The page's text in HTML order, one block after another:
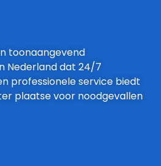
toonaangevend
Nederland dat 24/7
professionele service biedt
plaatse voor noodgevallen